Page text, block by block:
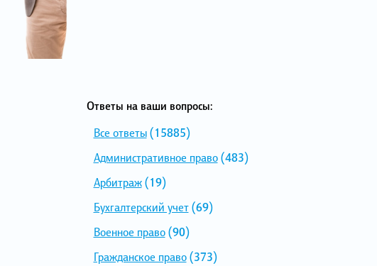
Ответы на ваши вопросы:
Все ответы(15885)
Административное право(483)
Арбитраж(19)
Бухгалтерский учет(69)
Военное право(90)
Гражданское право(373)